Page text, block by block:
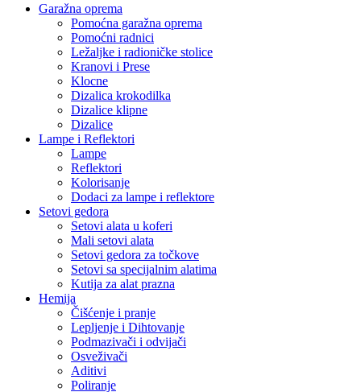
Garažna oprema
Pomoćna garažna oprema
Pomoćni radnici
Ležaljke i radioničke stolice
Kranovi i Prese
Klocne
Dizalica krokodilka
Dizalice klipne
Dizalice
Lampe i Reflektori
Lampe
Reflektori
Kolorisanje
Dodaci za lampe i reflektore
Setovi gedora
Setovi alata u koferi
Mali setovi alata
Setovi gedora za točkove
Setovi sa specijalnim alatima
Kutija za alat prazna
Hemija
Čišćenje i pranje
Lepljenje i Dihtovanje
Podmazivači i odvijači
Osveživači
Aditivi
Poliranje